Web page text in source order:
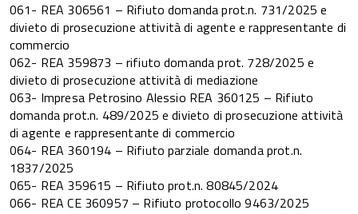
061- REA 306561 – Rifiuto domanda prot.n. 731/2025 e
divieto di prosecuzione attività di agente e rappresentante di
commercio
062- REA 359873 – rifiuto domanda prot. 728/2025 e
divieto di prosecuzione attività di mediazione
063- Impresa Petrosino Alessio REA 360125 – Rifiuto
domanda prot.n. 489/2025 e divieto di prosecuzione attività
di agente e rappresentante di commercio
064- REA 360194 – Rifiuto parziale domanda prot.n.
1837/2025
065- REA 359615 – Rifiuto prot.n. 80845/2024
066- REA CE 360957 – Rifiuto protocollo 9463/2025